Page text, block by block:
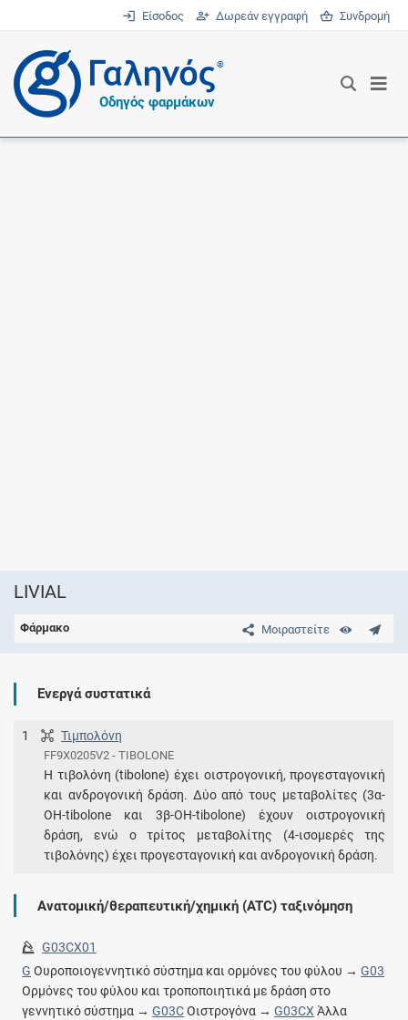
Είσοδος Δωρεάν εγγραφή Συνδρομή
®
Οδηγός φαρμάκων
LIVIAL
Μοιραστείτε
Φάρμακο
Ενεργά συστατικά
1 Τιμπολόνη
FF9X0205V2 - TIBOLONE
Η τιβολόνη (tibolone) έχει οιστρογονική, προγεσταγονική
και ανδρογονική δράση. Δύο από τους μεταβολίτες (3α-
OH-tibolone και 3β-OH-tibolone) έχουν οιστρογονική
δράση, ενώ ο τρίτος μεταβολίτης (4-ισομερές της
τιβολόνης) έχει προγεσταγονική και ανδρογονική δράση.
Ανατομική/θεραπευτική/χημική (ATC) ταξινόμηση
G03CX01
G Ουροποιογεννητικό σύστημα και ορμόνες του φύλου →G03
Ορμόνες του φύλου και τροποποιητικά με δράση στο
γεννητικό σύστημα →G03CΟιστρογόνα →G03CX Άλλα